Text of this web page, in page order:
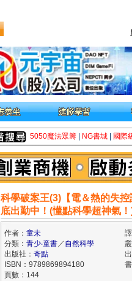
5050魔法眾籌 NG書城 國際
科學破案王(3)【電＆熱的失
底出勤中！(懂點科學超神氣
作者： 童未
分類： 青少‧童書／ 自然科學
出版社： 奇點
ISBN：9789869894180
頁數：144